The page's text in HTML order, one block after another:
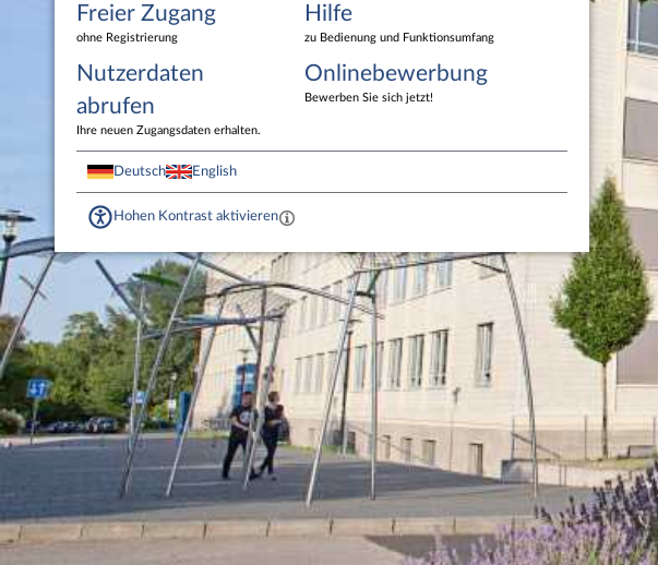
Freier Zugang
ohne Registrierung
Hilfe
zu Bedienung und Funktionsumfang
Nutzerdaten
abrufen
Ihre neuen Zugangsdaten erhalten.
Onlinebewerbung
Bewerben Sie sich jetzt!
Deutsch English
Hohen Kontrast aktivieren